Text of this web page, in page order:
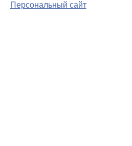
Персональный сайт